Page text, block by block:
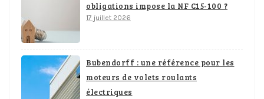
obligations impose la NF C15-100 ?
17 juillet 2026
Bubendorff : une référence pour les
moteurs de volets roulants
électriques